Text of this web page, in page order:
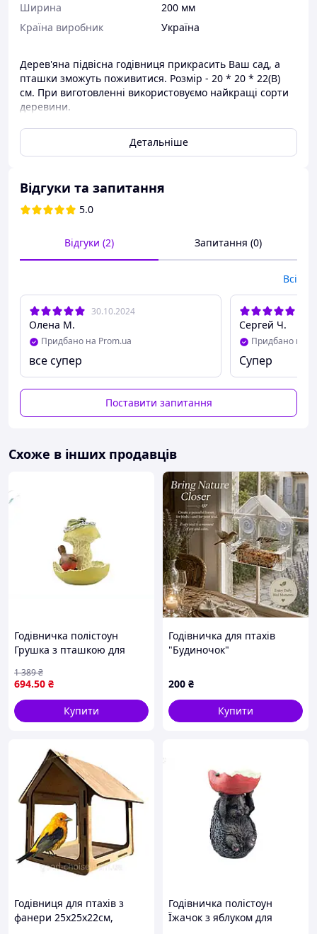
Ширина
200 мм
Країна виробник
Україна
Дерев'яна підвісна годівниця прикрасить Ваш сад, а
пташки зможуть поживитися. Розмір - 20 * 20 * 22(В)
см. При виготовленні використовуємо найкращі сорти
деревини.
Виготовляємо дерев'яні шпаківні, годівниці, будиночки
для тварин. Можливо нанесення логотипу\тексту під
замовлення.
Детальніше
Відгуки та запитання
5.0
Відгуки (2) Запитання (0)
Всі
30.10.2024
Олена М.
Придбано на Prom.ua
все супер
Сергей Ч.
Придбано на
Супер
Поставити запитання
Схоже в інших продавців
Годівничка полістоун
Грушка з пташкою для
стійка до погодних умов
694.50 ₴
1 389₴
Купити
Годівничка для птахів
"Будиночок"
200 ₴
Купити
Годівниця для птахів з
фанери 25х25х22см,
Годівничка полістоун
Їжачок з яблуком для